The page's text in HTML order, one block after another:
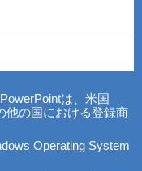
は、米国
他の国における登録商
Operating System